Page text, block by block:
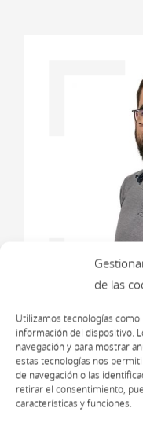
de las
Utilizamos tecnologías como
información del dispositivo.
navegación y para mostrar
estas tecnologías nos
de navegación o las
retirar el consentimiento,
características y funciones.
Sergio
Senior Service Lead